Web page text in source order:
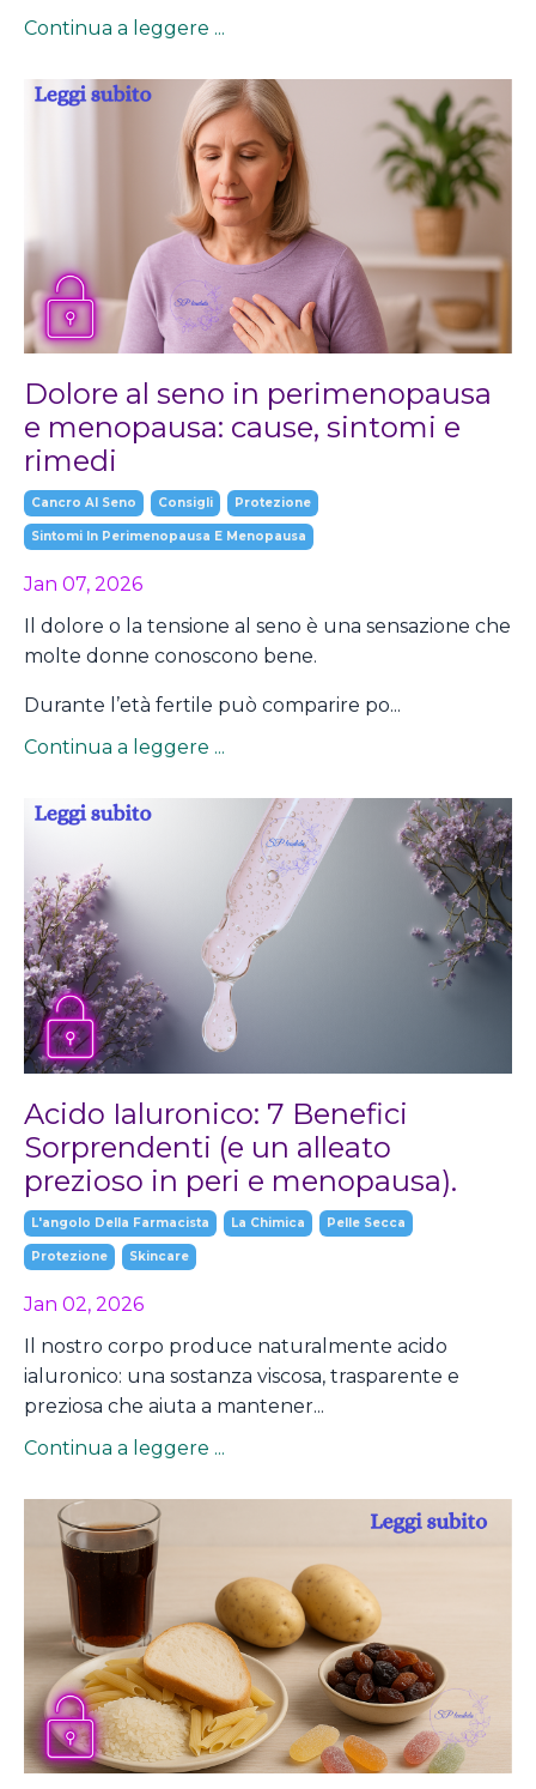
Continua a leggere ...
Dolore al seno in perimenopausa
e menopausa: cause, sintomi e
rimedi
Cancro Al Seno Consigli Protezione
Sintomi In Perimenopausa E Menopausa
Jan 07, 2026
Il dolore o la tensione al seno è una sensazione che
molte donne conoscono bene.
Durante l’età fertile può comparire po...
Continua a leggere ...
Acido Ialuronico: 7 Benefici
Sorprendenti (e un alleato
prezioso in peri e menopausa).
L'angolo Della Farmacista La Chimica Pelle Secca
Protezione Skincare
Jan 02, 2026
Il nostro corpo produce naturalmente acido
ialuronico: una sostanza viscosa, trasparente e
preziosa che aiuta a mantener...
Continua a leggere ...